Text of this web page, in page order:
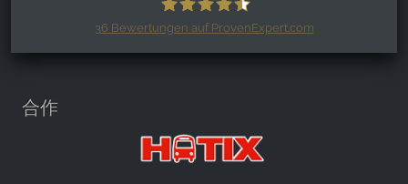
Harzspots.com - Den neuen Harz
36 Bewertungen auf ProvenExpert.com
合作